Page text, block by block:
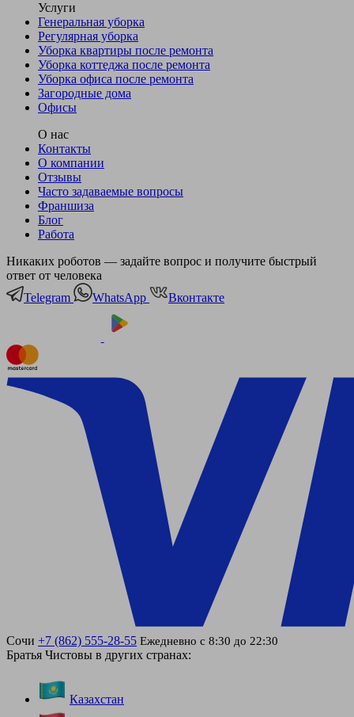
Услуги
Генеральная уборка
Регулярная уборка
Уборка квартиры после ремонта
Уборка коттеджа после ремонта
Уборка офиса после ремонта
Загородные дома
Офисы
О нас
Контакты
О компании
Отзывы
Часто задаваемые вопросы
Франшиза
Блог
Работа
Никаких роботов — задайте вопрос и получите быстрый
ответ от человека
Telegram
WhatsApp Вконтакте
Сочи +7 (862) 555-28-55 Ежедневно с 8:30 до 22:30
Братья Чистовы в других странах:
Казахстан